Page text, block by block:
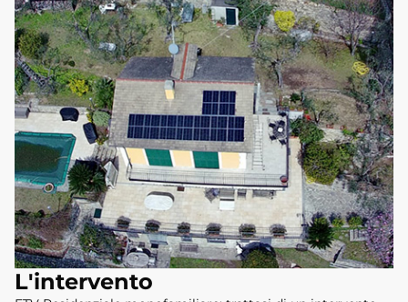
L'intervento